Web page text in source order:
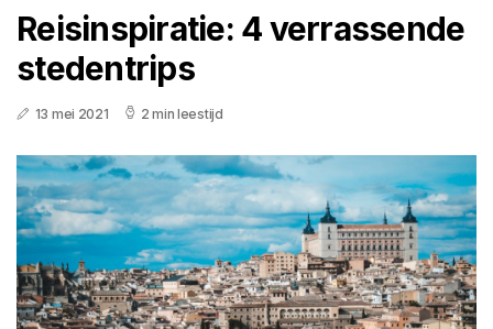
Reisinspiratie: 4 verrassende
stedentrips
13 mei 2021 2 min leestijd